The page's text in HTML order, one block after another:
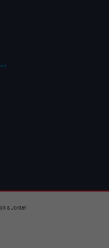
& Jordan